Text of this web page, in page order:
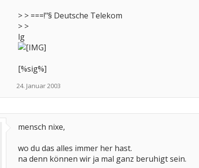
> > ===!"§ Deutsche Telekom
> >
lg
[%sig%]
24. Januar 2003
mensch nixe,
wo du das alles immer her hast.
na denn können wir ja mal ganz beruhigt sein.